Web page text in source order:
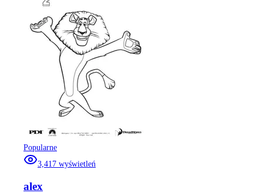
Popularne
3,417 wyświetleń
alex